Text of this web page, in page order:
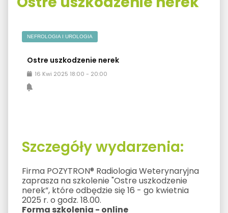
NEFROLOGIA I UROLOGIA
Ostre uszkodzenie nerek
16 Kwi 2025 18:00 - 20:00
Szczegóły wydarzenia:
Firma POZYTRON® Radiologia Weterynaryjna
zaprasza na szkolenie "Ostre uszkodzenie
nerek”, które odbędzie się 16 - go kwietnia
2025 r. o godz. 18.00.
Forma szkolenia - online